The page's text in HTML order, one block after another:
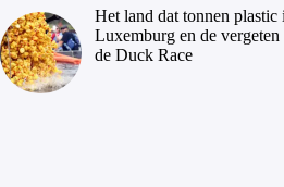
Het land dat tonnen
Luxemburg en de
de Duck Race